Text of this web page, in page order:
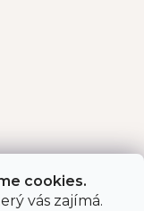
cookies.
vás zajímá.